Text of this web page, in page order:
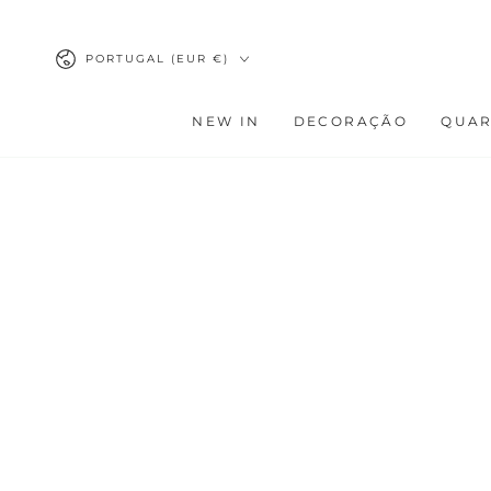
País/região
PORTUGAL (EUR €)
NEW IN DECORAÇÃO